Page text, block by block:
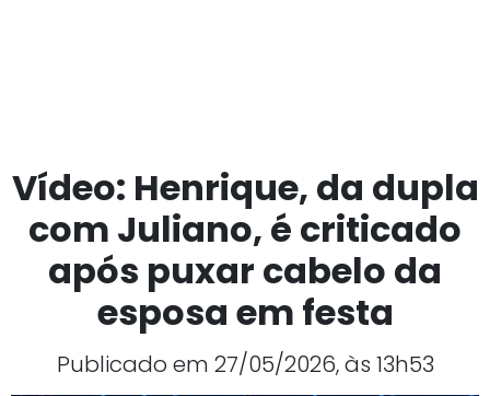
Vídeo: Henrique, da dupla
com Juliano, é criticado
após puxar cabelo da
esposa em festa
Publicado em 27/05/2026, às 13h53